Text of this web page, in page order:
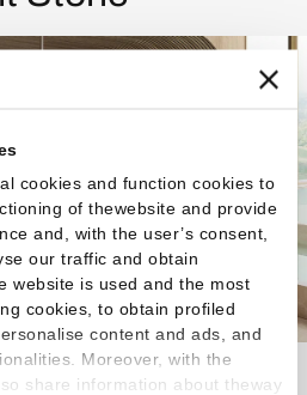
cookies and function cookies to
of thewebsite and provide
and, with the user’s consent,
our traffic and obtain
website is used and the most
cookies, to obtain profiled
content and ads, and
Moreover, with the
share information about theway
esponjados, capas y